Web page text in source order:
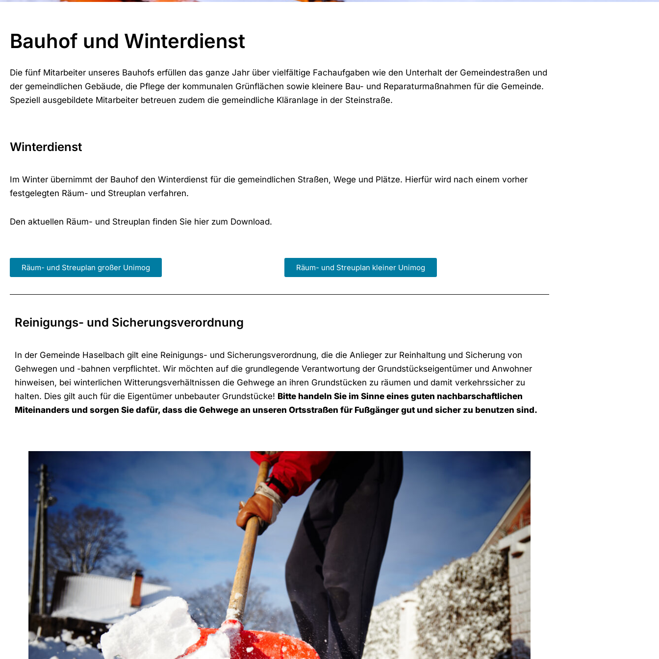
Bauhof und Winterdienst
Die fünf Mitarbeiter unseres Bauhofs erfüllen das ganze Jahr über vielfältige Fachaufgaben wie den Unterhalt der Gemeindestraßen und
der gemeindlichen Gebäude, die Pflege der kommunalen Grünflächen sowie kleinere Bau- und Reparaturmaßnahmen für die Gemeinde.
Speziell ausgebildete Mitarbeiter betreuen zudem die gemeindliche Kläranlage in der Steinstraße.
Winterdienst
Im Winter übernimmt der Bauhof den Winterdienst für die gemeindlichen Straßen, Wege und Plätze. Hierfür wird nach einem vorher
festgelegten Räum- und Streuplan verfahren.
Den aktuellen Räum- und Streuplan finden Sie hier zum Download.
Räum- und Streuplan großer Unimog Räum- und Streuplan kleiner Unimog
Reinigungs- und Sicherungsverordnung
In der Gemeinde Haselbach gilt eine Reinigungs- und Sicherungsverordnung, die die Anlieger zur Reinhaltung und Sicherung von
Gehwegen und -bahnen verpflichtet. Wir möchten auf die grundlegende Verantwortung der Grundstückseigentümer und Anwohner
hinweisen, bei winterlichen Witterungsverhältnissen die Gehwege an ihren Grundstücken zu räumen und damit verkehrssicher zu
halten. Dies gilt auch für die Eigentümer unbebauter Grundstücke! Bitte handeln Sie im Sinne eines guten nachbarschaftlichen
Miteinanders und sorgen Sie dafür, dass die Gehwege an unseren Ortsstraßen für Fußgänger gut und sicher zu benutzen sind.